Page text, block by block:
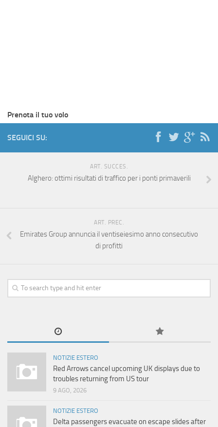
Prenota il tuo volo
SEGUICI SU:
ART. SUCCES.
Alghero: ottimi risultati di traffico per i ponti primaverili
ART. PREC.
Emirates Group annuncia il ventiseiesimo anno consecutivo
di profitti
NOTIZIE ESTERO
Red Arrows cancel upcoming UK displays due to
troubles returning from US tour
9 AGO, 2026
NOTIZIE ESTERO
Delta passengers evacuate on escape slides after